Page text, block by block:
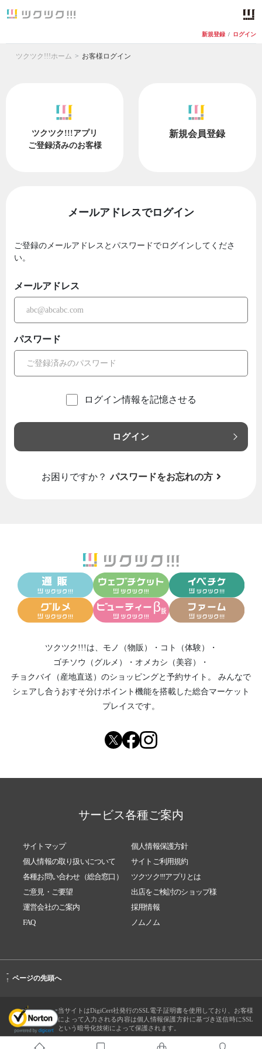
新規登録 / ログイン
ツクツク!!!ホーム お客様ログイン
ツクツク!!!アプリ
ご登録済みのお客様
新規会員登録
メールアドレスでログイン
ご登録のメールアドレスとパスワードでログインしてくださ
い。
メールアドレス
パスワード
ログイン情報を記憶させる
ログイン
お困りですか？ パスワードをお忘れの方
ツクツク!!!は、 モノ（物販） ・ コト（体験）
・
ゴチソウ（グルメ）
・ オメカシ（美容）
・
チョクバイ（産地直送） のショッピングと予約サイト。
みんなで
シェアし合う おすそ分けポイント機能を搭載した総合マーケット
プレイスです。
サービス各種ご案内
サイトマップ
個人情報保護方針
個人情報の取り扱いについて
サイトご利用規約
各種お問い合わせ（総合窓口）
ツクツク!!!アプリとは
ご意見・ご要望
出店をご検討のショップ様
運営会社のご案内
採用情報
FAQ
ノムノム
-
↑ ページの先頭へ
当サイトはDigiCert社発行のSSL電子証明書を使用しており、お客様
によって入力される内容は個人情報保護方針に基づき送信時にSSL
という暗号化技術によって保護されます。